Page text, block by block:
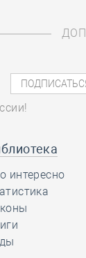
интересно